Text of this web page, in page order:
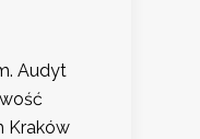
Audyt
Kraków